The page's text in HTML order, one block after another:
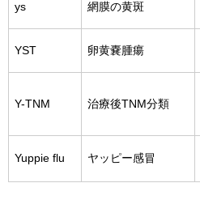
ys 網膜の黄斑
YST 卵黄嚢腫瘍
Y-TNM 治療後TNM分類
Yuppie flu ヤッピー感冒